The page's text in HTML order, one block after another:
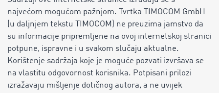
najvećom mogućom pažnjom. Tvrtka TIMOCOM GmbH
(u daljnjem tekstu TIMOCOM) ne preuzima jamstvo da
su informacije pripremljene na ovoj internetskoj stranici
potpune, ispravne i u svakom slučaju aktualne.
Korištenje sadržaja koje je moguće pozvati izvršava se
na vlastitu odgovornost korisnika. Potpisani prilozi
izražavaju mišljenje dotičnog autora, a ne uvijek